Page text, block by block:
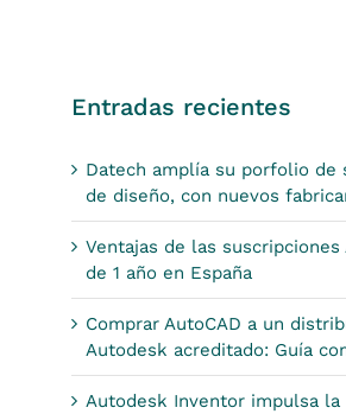
Entradas recientes
Datech amplía su porfolio de
de diseño, con nuevos
Ventajas de las suscripciones
de 1 año en España
Comprar AutoCAD a un
Autodesk acreditado: Guía
Autodesk Inventor impulsa la